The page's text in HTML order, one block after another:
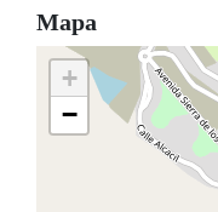
Mapa
+
−